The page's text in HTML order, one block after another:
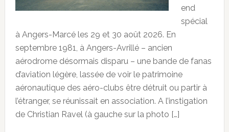
end
spécial
à Angers-Marcé les 29 et 30 août 2026. En
septembre 1981, à Angers-Avrillé – ancien
aérodrome désormais disparu – une bande de fanas
d’aviation légère, lassée de voir le patrimoine
aéronautique des aéro-clubs être détruit ou partir à
l’étranger, se réunissait en association. A l’instigation
de Christian Ravel (à gauche sur la photo […]